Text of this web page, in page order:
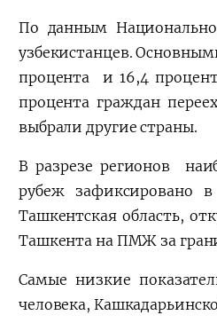
По данным
узбекистанцев.
процента и 16,4
процента граждан
выбрали другие страны.
В разрезе регионов
рубеж зафиксировано
Ташкентская область,
Ташкента на ПМЖ за
Самые низкие
человека,